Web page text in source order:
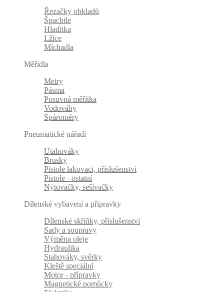
Řezačky obkladů
Špachtle
Hladítka
Lžíce
Míchadla
Měřidla
Metry
Pásma
Posuvná měřítka
Vodováhy
Spároměry
Pneumatické nářadí
Utahováky
Brusky
Pistole lakovací, příslušenství
Pistole - ostatní
Nýtovačky, sešívačky
Dílenské vybavení a přípravky
Dílenské skříňky, příslušenství
Sady a soupravy
Výměna oleje
Hydraulika
Stahováky, svěrky
Kleště speciální
Motor - přípravky
Magnetické pomůcky